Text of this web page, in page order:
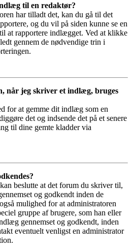
til en redaktør?
har tilladt det, kan du gå til det
og du vil på siden kunne se en
at rapportere indlægget. Ved at klikke
gennem de nødvendige trin i
når jeg skriver et indlæg, bruges
for at gemme dit indlæg som en
det og indsende det på et senere
til dine gemte kladder via
beslutte at det forum du skriver til,
og godkendt inden de
mulighed for at administratoren
gruppe af brugere, som han eller
gennemset og godkendt, inden
eventuelt venligst en administrator